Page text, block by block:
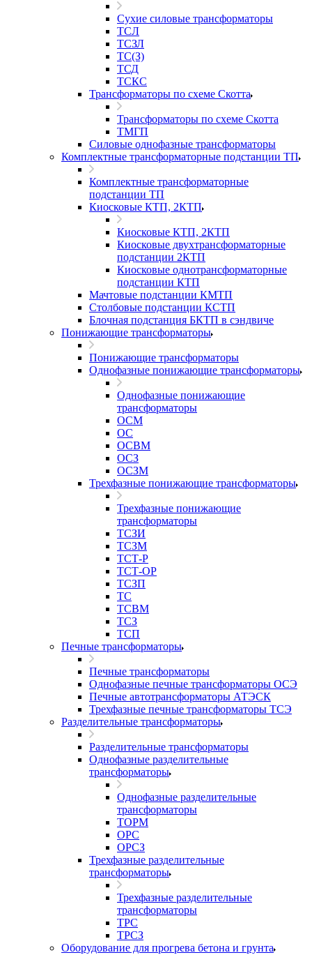
Сухие силовые трансформаторы
ТСЛ
ТСЗЛ
ТС(З)
ТСД
ТСКС
Трансформаторы по схеме Скотта
Трансформаторы по схеме Скотта
ТМГП
Силовые однофазные трансформаторы
Комплектные трансформаторные подстанции ТП
Комплектные трансформаторные
подстанции ТП
Киосковые КТП, 2КТП
Киосковые КТП, 2КТП
Киосковые двухтрансформаторные
подстанции 2КТП
Киосковые однотрансформаторные
подстанции КТП
Мачтовые подстанции КМТП
Столбовые подстанции КСТП
Блочная подстанция БКТП в сэндвиче
Понижающие трансформаторы
Понижающие трансформаторы
Однофазные понижающие трансформаторы
Однофазные понижающие
трансформаторы
ОСМ
ОС
ОСВМ
ОСЗ
ОСЗМ
Трехфазные понижающие трансформаторы
Трехфазные понижающие
трансформаторы
ТСЗИ
ТСЗМ
ТСТ-Р
ТСТ-ОР
ТСЗП
ТС
ТСВМ
ТСЗ
ТСП
Печные трансформаторы
Печные трансформаторы
Однофазные печные трансформаторы ОСЭ
Печные автотрансформаторы АТЭСК
Трехфазные печные трансформаторы ТСЭ
Разделительные трансформаторы
Разделительные трансформаторы
Однофазные разделительные
трансформаторы
Однофазные разделительные
трансформаторы
ТОРМ
ОРС
ОРСЗ
Трехфазные разделительные
трансформаторы
Трехфазные разделительные
трансформаторы
ТРС
ТРСЗ
Оборудование для прогрева бетона и грунта